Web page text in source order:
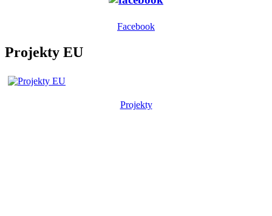
Facebook
Projekty EU
Projekty